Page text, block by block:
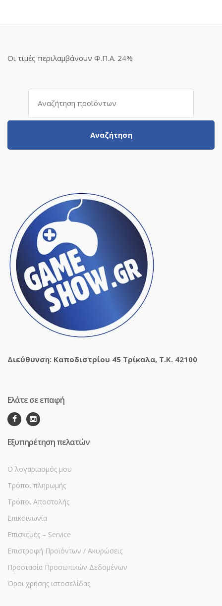
Οι τιμές περιλαμβάνουν Φ.Π.Α. 24%
Αναζήτηση
Αναζήτηση
Διεύθυνση: Καποδιστρίου 45 Τρίκαλα, Τ.Κ. 42100
Ελάτε σε επαφή
Εξυπηρέτηση πελατών
Ο λογαριασμός μου
Τρόποι πληρωμής
Τρόποι Αποστολής
Επικοινωνία
Επισκευές – Service
Επιστροφή Προϊόντων / Ακυρώσεις
Προστασία Προσωπικών Δεδομένων
Όροι χρήσης ιστοσελίδας